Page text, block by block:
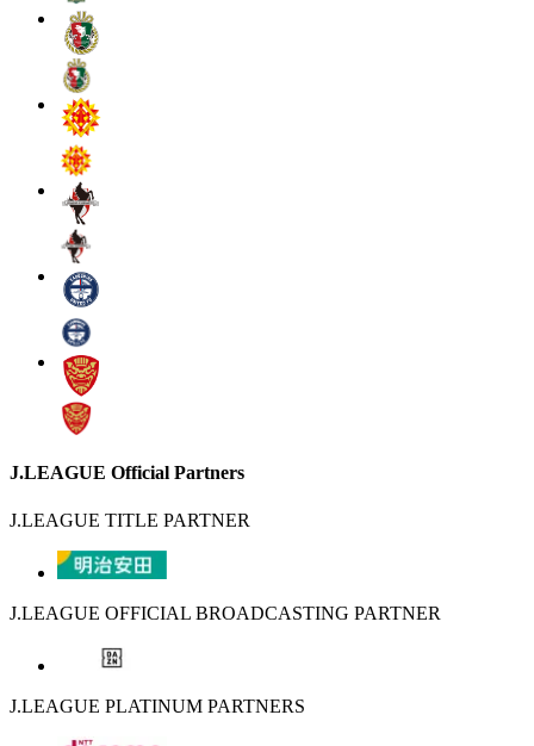
J.LEAGUE Official Partners
J.LEAGUE TITLE PARTNER
J.LEAGUE OFFICIAL BROADCASTING PARTNER
J.LEAGUE PLATINUM PARTNERS